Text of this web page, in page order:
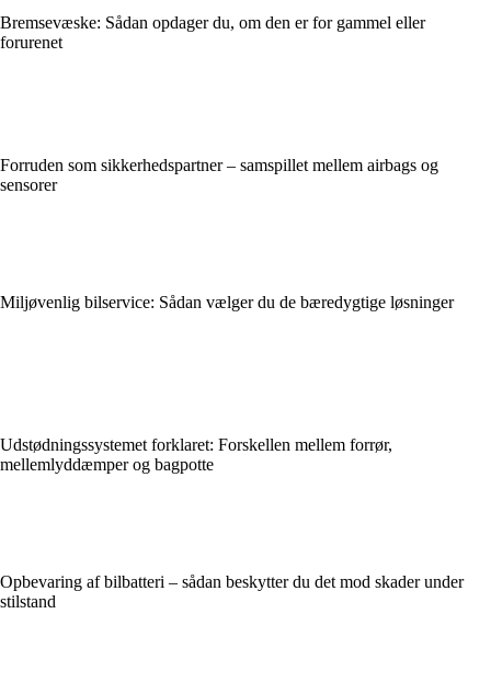
Bremsevæske: Sådan opdager du, om den er for gammel eller
forurenet
Forruden som sikkerhedspartner – samspillet mellem airbags og
sensorer
Miljøvenlig bilservice: Sådan vælger du de bæredygtige løsninger
Udstødningssystemet forklaret: Forskellen mellem forrør,
mellemlyddæmper og bagpotte
Opbevaring af bilbatteri – sådan beskytter du det mod skader under
stilstand